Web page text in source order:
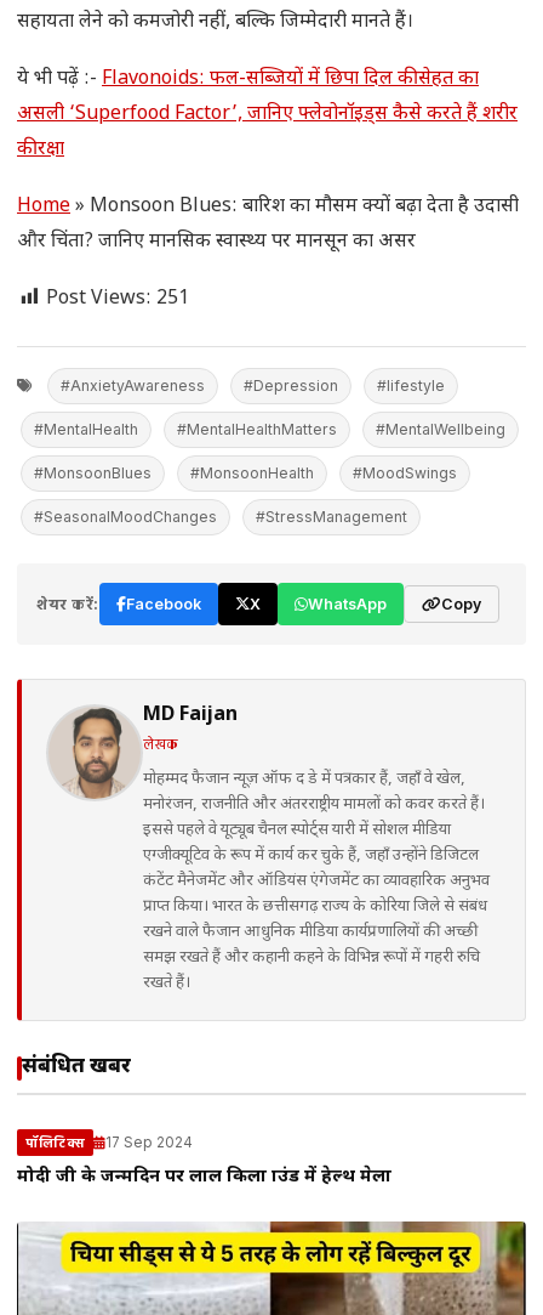
सहायता लेने को कमजोरी नहीं, बल्कि जिम्मेदारी मानते हैं।
ये भी पढ़ें :- Flavonoids: फल-सब्जियों में छिपा दिल की सेहत का
असली ‘Superfood Factor’, जानिए फ्लेवोनॉइड्स कैसे करते हैं शरीर
की रक्षा
Home» Monsoon Blues: बारिश का मौसम क्यों बढ़ा देता है उदासी
और चिंता? जानिए मानसिक स्वास्थ्य पर मानसून का असर
Post Views: 251
#AnxietyAwareness #Depression #lifestyle
#MentalHealth #MentalHealthMatters #MentalWellbeing
#MonsoonBlues #MonsoonHealth #MoodSwings
#SeasonalMoodChanges #StressManagement
शेयर करें: Facebook X WhatsApp Copy
MD Faijan
लेखक
मोहम्मद फैजान न्यूज़ ऑफ द डे में पत्रकार हैं, जहाँ वे खेल,
मनोरंजन, राजनीति और अंतरराष्ट्रीय मामलों को कवर करते हैं।
इससे पहले वे यूट्यूब चैनल स्पोर्ट्स यारी में सोशल मीडिया
एग्जीक्यूटिव के रूप में कार्य कर चुके हैं, जहाँ उन्होंने डिजिटल
कंटेंट मैनेजमेंट और ऑडियंस एंगेजमेंट का व्यावहारिक अनुभव
प्राप्त किया। भारत के छत्तीसगढ़ राज्य के कोरिया जिले से संबंध
रखने वाले फैजान आधुनिक मीडिया कार्यप्रणालियों की अच्छी
समझ रखते हैं और कहानी कहने के विभिन्न रूपों में गहरी रुचि
रखते हैं।
संबंधित खबरें
पॉलिटिक्स 17 Sep 2024
मोदी जी के जन्मदिन पर लाल किला ग्राउंड में हेल्थ मेला